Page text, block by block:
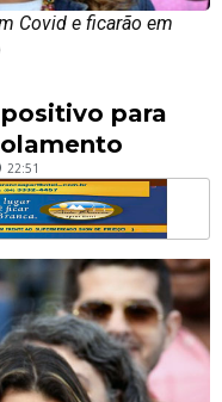
Covid e ficarão em
para
22:51